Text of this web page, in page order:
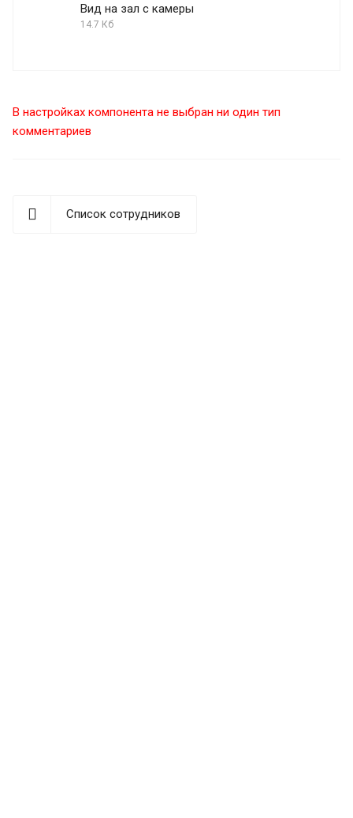
Вид на зал с камеры
14.7 Кб
В настройках компонента не выбран ни один тип
комментариев
Список сотрудников